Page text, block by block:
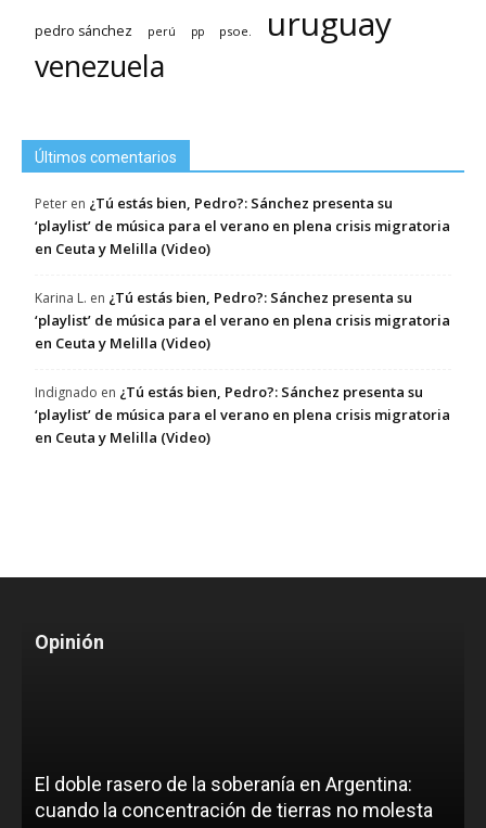
pedro sánchez perú pp psoe. uruguay
venezuela
Últimos comentarios
Peter en ¿Tú estás bien, Pedro?: Sánchez presenta su
‘playlist’ de música para el verano en plena crisis migratoria
en Ceuta y Melilla (Video)
Karina L. en ¿Tú estás bien, Pedro?: Sánchez presenta su
‘playlist’ de música para el verano en plena crisis migratoria
en Ceuta y Melilla (Video)
Indignado en ¿Tú estás bien, Pedro?: Sánchez presenta su
‘playlist’ de música para el verano en plena crisis migratoria
en Ceuta y Melilla (Video)
Opinión
El doble rasero de la soberanía en Argentina:
cuando la concentración de tierras no molesta